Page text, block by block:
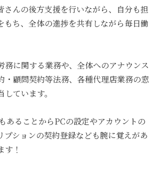
さんの後方支援を行いながら、自分も担
もち、全体の進捗を共有しながら毎日働
務に関する業務や、全体へのアナウンス
・顧問契約等法務、各種代理店業務の窓
ています。
あることからPCの設定やアカウントの
プションの契約登録なども腕に覚えがあ
す！